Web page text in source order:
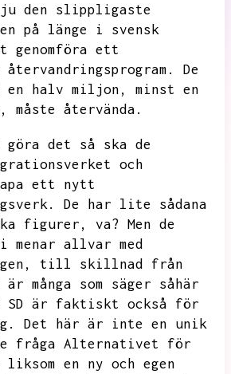
den slippligaste
på länge i svensk
genomföra ett
De
en halv miljon,
minst en
måste återvända.
det så ska de
och
ett nytt
De har lite sådana
figurer,
va? Men de
allvar med
till skillnad från
är många som säger såhär
SD är faktiskt också för
Det här är inte en unik
fråga Alternativet för
liksom en ny och egen